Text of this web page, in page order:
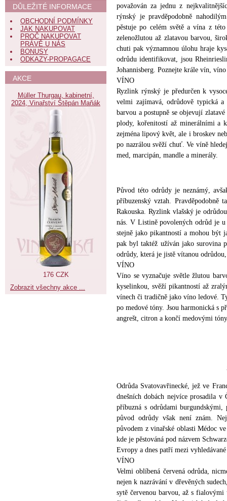
považován za jednu z
rýnský je pravděpodobně
pěstuje po celém světě a vína z
zelenožlutou až zlatavou barvou,
chuti pak významnou úlohu hraje
odrůdu identifikovat, jsou
Johannisberg. Poznejte krále vín,
VÍNO
Ryzlink rýnský je předurčen k
velmi zajímavá, odrůdově typická a
barvou a postupně se objevují
plody, kořenitostí až minerálními a
zejména lipový květ, ale i broskev
po nazrálou svěží chuť. Ve víně
med, marcipán, mandle a minerály.
Původ této odrůdy je neznámý,
příbuzenský vztah.
Rakouska. Ryzlink vlašský je
nás. V Listině povolených odrůd je
stejně jako pikantností a mohou být
pak byl taktéž užíván jako surovina
odrůdy, která je jistě vítanou
VÍNO
Víno se vyznačuje světle žlutou
kyselinkou, svěží pikantností až
vínech či tradičně jako víno ledové.
po medové tóny. Jsou harmonická s
angrešt, citron a končí medovými
Odrůda Svatovavřinecké, jež ve
dnešních dobách nejvíce prosadila
příbuzná s odrůdami burgundskými,
původ odrůdy však není znám.
původem z vinařské oblasti Médoc
kde je pěstováná pod názvem
Evropy a dnes patří mezi
VÍNO
Velmi oblíbená červená odrůda,
nejen k nazrávání v dřevěných
sytě červenou barvou, až s
DŮLEŽITÉ INFORMACE
OBCHODNÍ PODMÍNKY
JAK NAKUPOVAT
PROČ NAKUPOVAT
PRÁVĚ U NÁS
BONUSY
ODKAZY-PROPAGACE
AKCE
Müller Thurgau, kabinetní,
2024, Vinařství Štěpán Maňák
176 CZK
Zobrazit všechny akce ...